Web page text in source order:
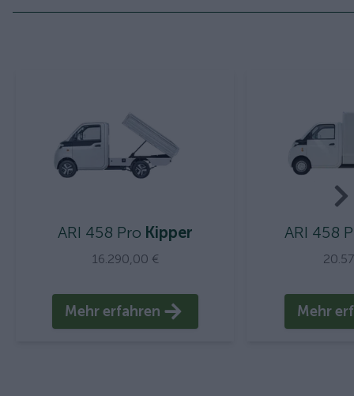
ARI 458 Pro Kipper
16.290,00 €
Mehr erfahren
ARI 458
Mehr